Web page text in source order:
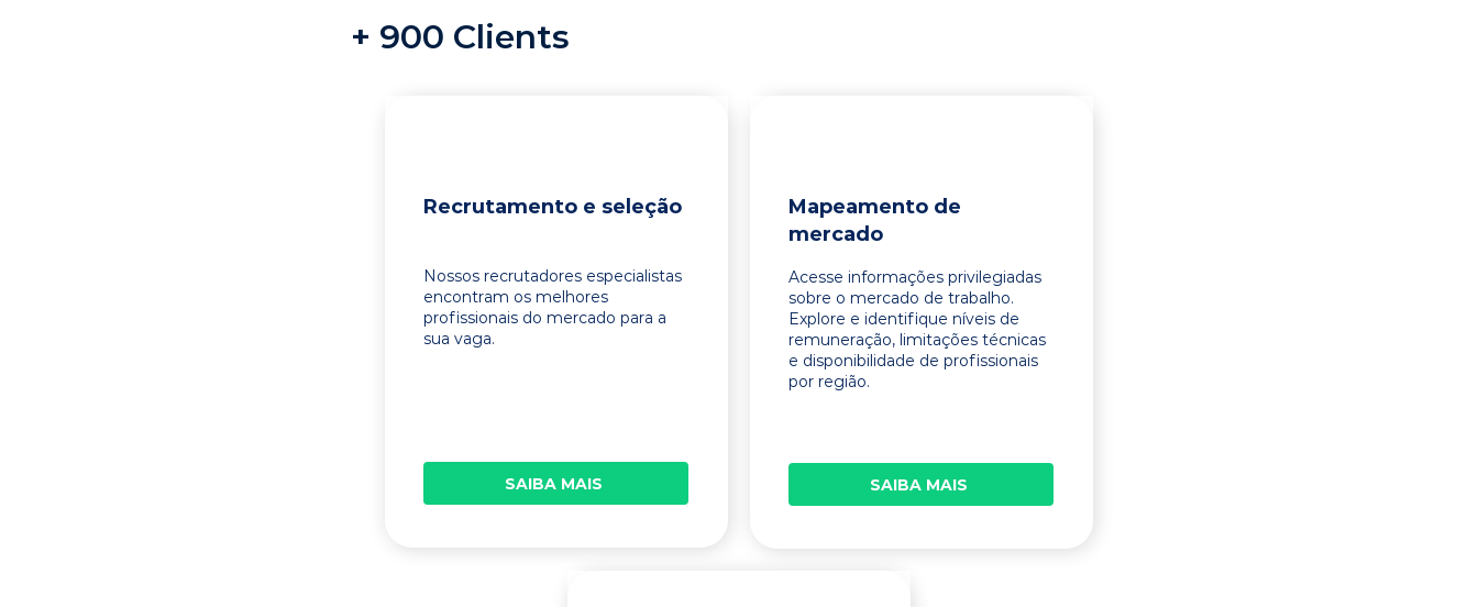
+ 900 Clients
Recrutamento e seleção
Nossos recrutadores especialistas
encontram os melhores
profissionais do mercado para a
sua vaga.
SAIBA MAIS
Mapeamento de
mercado
Acesse informações privilegiadas
sobre o mercado de trabalho.
Explore e identifique níveis de
remuneração, limitações técnicas
e disponibilidade de profissionais
por região.
SAIBA MAIS